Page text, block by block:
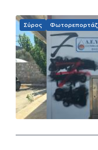
Σύρος Φωτορεπορτάζ